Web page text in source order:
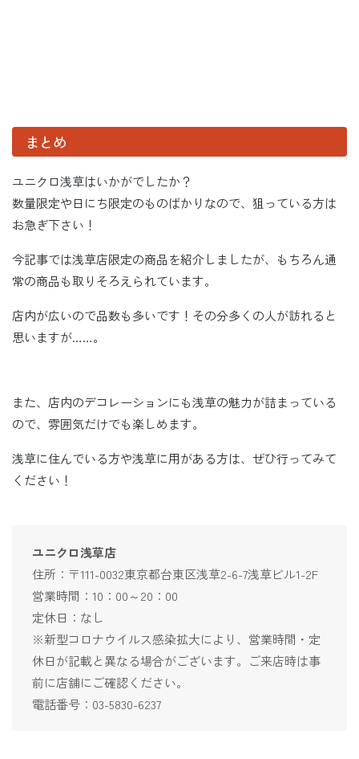
まとめ
ユニクロ浅草はいかがでしたか？
数量限定や日にち限定のものばかりなので、狙っている方は
お急ぎ下さい！
今記事では浅草店限定の商品を紹介しましたが、もちろん通
常の商品も取りそろえられています。
店内が広いので品数も多いです！その分多くの人が訪れると
思いますが……。
また、店内のデコレーションにも浅草の魅力が詰まっている
ので、雰囲気だけでも楽しめます。
浅草に住んでいる方や浅草に用がある方は、ぜひ行ってみて
ください！
ユニクロ浅草店
住所：〒111-0032東京都台東区浅草2-6-7浅草ビル1-2F
営業時間：10：00～20：00
定休日：なし
※新型コロナウイルス感染拡大により、営業時間・定
休日が記載と異なる場合がございます。ご来店時は事
前に店舗にご確認ください。
電話番号：03-5830-6237